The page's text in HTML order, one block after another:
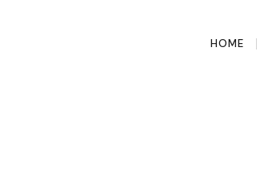
HOME